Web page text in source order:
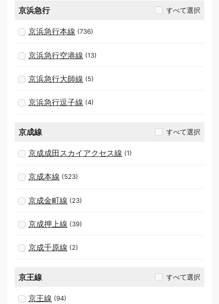
京浜急行 すべて選択
京浜急行本線 (736)
京浜急行空港線 (13)
京浜急行大師線 (5)
京浜急行逗子線 (4)
京成線 すべて選択
京成成田スカイアクセス線 (1)
京成本線 (523)
京成金町線 (23)
京成押上線 (39)
京成千原線 (2)
京王線 すべて選択
京王線 (94)